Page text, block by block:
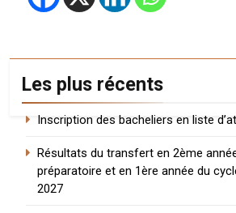
Les plus récents
Inscription des bacheliers en liste
Résultats du transfert en 2ème
préparatoire et en 1ère année du
2027